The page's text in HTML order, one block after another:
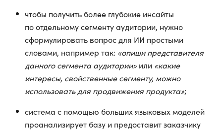
чтобы получить более глубокие инсайты
по отдельному сегменту аудитории, нужно
сформулировать вопрос для ИИ простыми
словами, например так: «опиши представителя
данного сегмента аудитории» или «какие
интересы, свойственные сегменту, можно
использовать для продвижения продукта»;
система с помощью больших языковых моделей
проанализирует базу и предоставит заказчику